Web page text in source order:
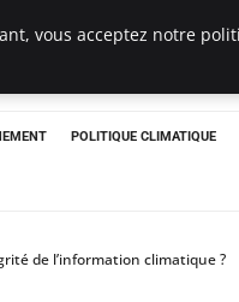
POLITIQUE CLIMATIQUE
de l’information climatique ?
vous acceptez notre